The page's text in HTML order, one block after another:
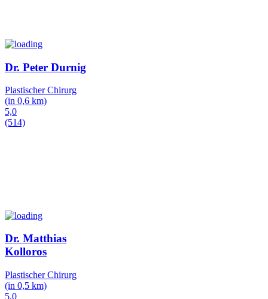
Dr. Peter Durnig
Plastischer Chirurg
(in 0,6 km)
5,0
(514)
Dr. Matthias
Kolloros
Plastischer Chirurg
(in 0,5 km)
5,0